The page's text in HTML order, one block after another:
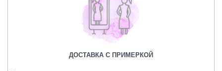
ДОСТАВКА С ПРИМЕРКОЙ